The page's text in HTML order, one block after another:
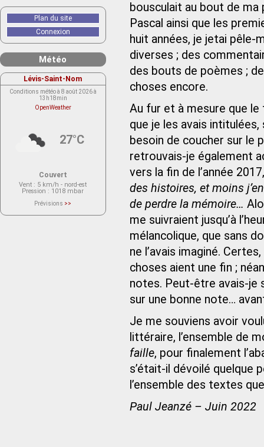
bousculait au bout de
Pascal ainsi que les
huit années, je jetai pêle-
diverses ; des
des bouts de poèmes ;
choses encore.
Au fur et à mesure que le
que je les avais
besoin de coucher sur le
retrouvais-je également
vers la fin de l’année
des histoires, et moins
de perdre la mémoire…
me suivraient jusqu’à
mélancolique, que sans
ne l’avais imaginé.
choses aient une fin ;
notes. Peut‑être avais-
sur une bonne note…
Je me souviens avoir
littéraire, l’ensemble de
faille, pour finalement
s’était‑il dévoilé quelque
l’ensemble des textes
Paul Jeanzé – Juin 2022
Plan du site
Connexion
Météo
Lévis-Saint-Nom
Conditions météo à 8 août 2026 à
13h18min
OpenWeather
27°C
Couvert
Vent : 5 km/h - nord-est
Pression : 1018 mbar
Prévisions >>
actuellement aucune prévision